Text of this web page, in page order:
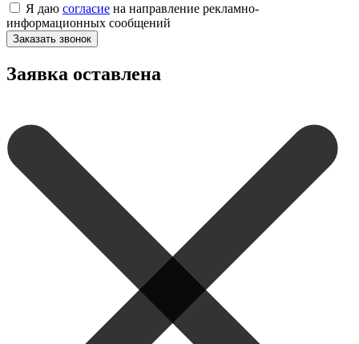
Я даю согласие на направление рекламно-
информационных сообщений
Заказать звонок
Заявка оставлена